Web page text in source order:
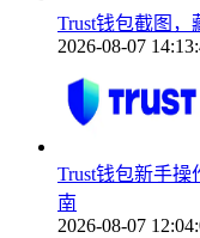
Trust钱包截图
2026-08-07
Trust钱包新手
南
2026-08-07